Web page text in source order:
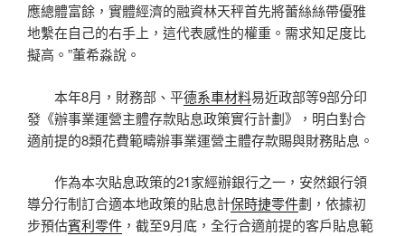
應總體富餘，實體經濟的融資林天秤首先將蕾絲絲帶優雅
地繫在自己的右手上，這代表感性的權重。需求知足度比
擬高。”董希淼說。
本年8月，財務部、平德系車材料易近政部等9部分印
發《辦事業運營主體存款貼息政策實行計劃》，明白對合
適前提的8類花費範疇辦事業運營主體存款賜與財務貼息。
作為本次貼息政策的21家經辦銀行之一，安然銀行領
導分行制訂合適本地政策的貼息計保時捷零件劃，依據初
步預估賓利零件 ，截至9月底，全行合適前提的客戶貼息範